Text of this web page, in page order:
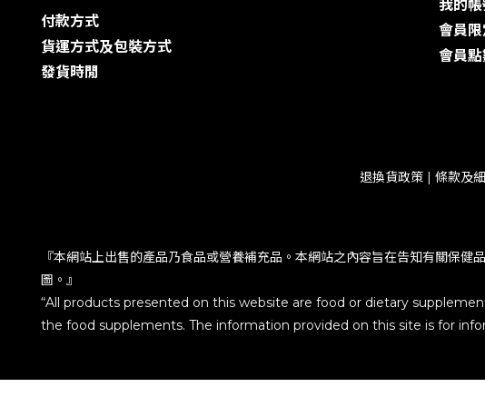
付款方式
貨運方式及包裝方式
發貨時閒
我的
會員
會員
退換貨政策| 條款及
『本網站上出售的產品乃食品或營養補充品。本網站之內容旨在告知有關保
圖。』
“All products presented on this website are food or dietary
the food supplements. The information provided on this site is for